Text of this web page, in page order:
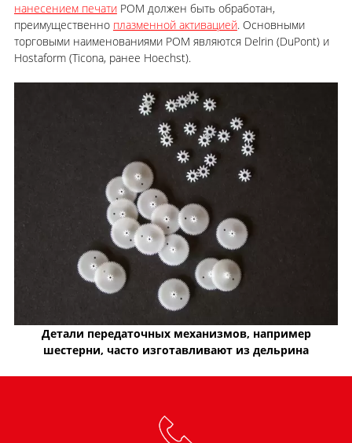
нанесением печатиPOM должен быть обработан,
преимущественно плазменной активацией. Основными
торговыми наименованиями POM являются Delrin (DuPont) и
Hostaform (Ticona, ранее Hoechst).
Детали передаточных механизмов, например
шестерни, часто изготавливают из дельрина